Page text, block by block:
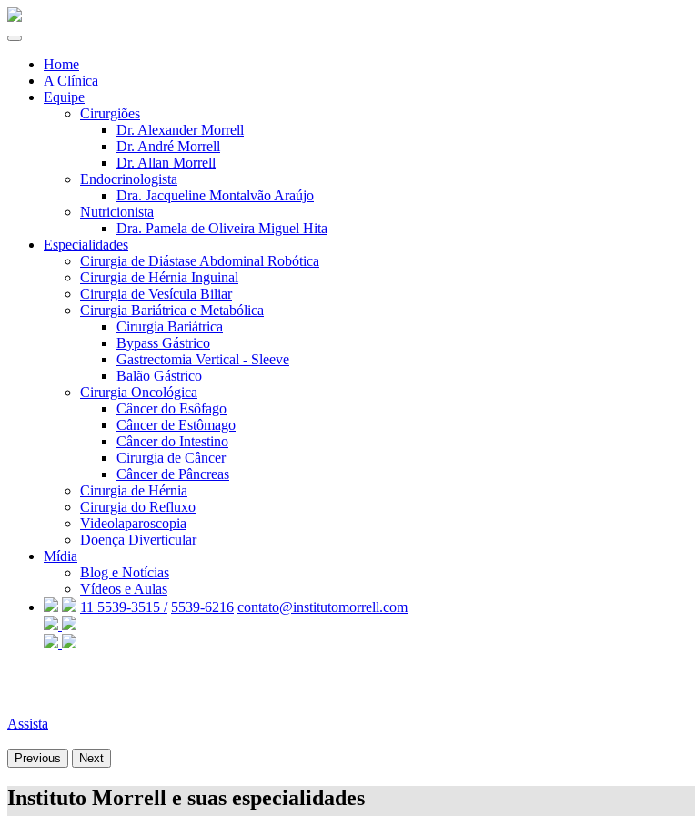
Home
A Clínica
Equipe
Cirurgiões
Dr. Alexander Morrell
Dr. André Morrell
Dr. Allan Morrell
Endocrinologista
Dra. Jacqueline Montalvão Araújo
Nutricionista
Dra. Pamela de Oliveira Miguel Hita
Especialidades
Cirurgia de Diástase Abdominal Robótica
Cirurgia de Hérnia Inguinal
Cirurgia de Vesícula Biliar
Cirurgia Bariátrica e Metabólica
Cirurgia Bariátrica
Bypass Gástrico
Gastrectomia Vertical - Sleeve
Balão Gástrico
Cirurgia Oncológica
Câncer do Esôfago
Câncer de Estômago
Câncer do Intestino
Cirurgia de Câncer
Câncer de Pâncreas
Cirurgia de Hérnia
Cirurgia do Refluxo
Videolaparoscopia
Doença Diverticular
Mídia
Blog e Notícias
Vídeos e Aulas
11 5539-3515 / 5539-6216 contato@institutomorrell.com
Assista
Previous Next
Instituto Morrell e suas especialidades